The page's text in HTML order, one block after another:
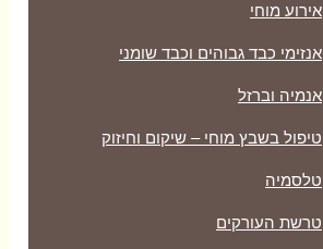
אירוע מוחי
אנזימי כבד גבוהים וכבד שומני
אנמיה וברזל
טיפול בשבץ מוחי – שיקום וחיזוק
טלסמיה
טרשת העורקים